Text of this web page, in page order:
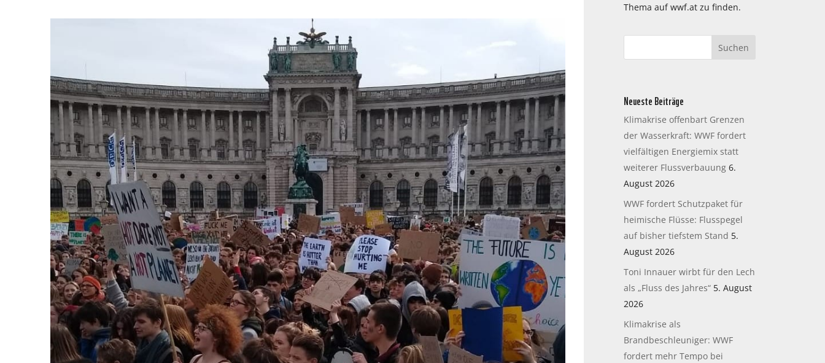
Thema auf wwf.at zu finden.
Neueste Beiträge
Klimakrise offenbart Grenzen
der Wasserkraft: WWF fordert
vielfältigen Energiemix statt
weiterer Flussverbauung 6.
August 2026
WWF fordert Schutzpaket für
heimische Flüsse: Flusspegel
auf bisher tiefstem Stand 5.
August 2026
Toni Innauer wirbt für den Lech
als „Fluss des Jahres“ 5. August
2026
Klimakrise als
Brandbeschleuniger: WWF
fordert mehr Tempo bei